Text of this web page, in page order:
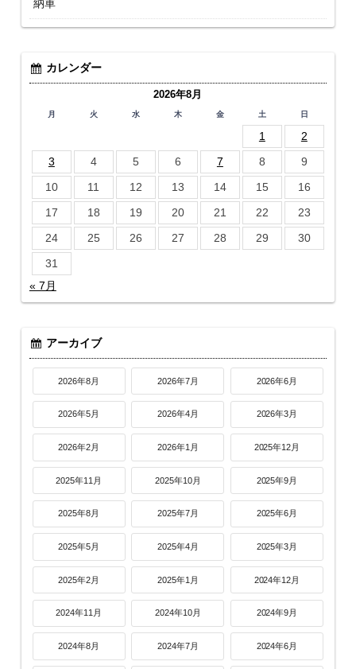
納車
カレンダー
2026年8月
月 火 水 木 金 土 日
1
2
3
4 5 6 7 8
9
10
11 12 13 14 15
16
17
18 19 20 21 22
23
24
25 26 27 28 29
30
31
« 7月
アーカイブ
2026年8月 2026年7月 2026年6月
2026年5月 2026年4月 2026年3月
2026年2月 2026年1月 2025年12月
2025年11月 2025年10月 2025年9月
2025年8月 2025年7月 2025年6月
2025年5月 2025年4月 2025年3月
2025年2月 2025年1月 2024年12月
2024年11月 2024年10月 2024年9月
2024年8月 2024年7月 2024年6月